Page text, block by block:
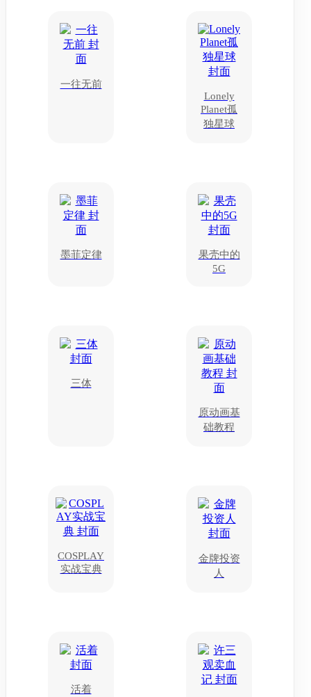
一往无前
Lonely
Planet孤
独星球
墨菲定律
果壳中的
5G
三体
原动画基
础教程
COSPLAY
实战宝典
金牌投资
人
活着